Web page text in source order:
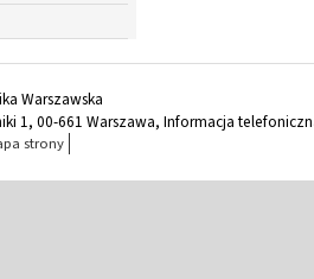
Warszawska
1, 00-661 Warszawa, Informacja
strony